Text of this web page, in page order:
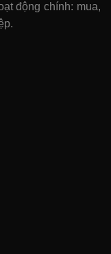
động chính: mua,